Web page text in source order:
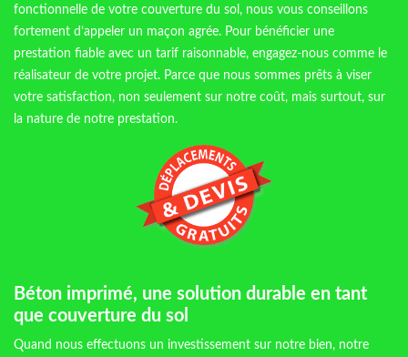
fonctionnelle de votre couverture du sol, nous vous conseillons
fortement d’appeler un maçon agrée. Pour bénéficier une
prestation fiable avec un tarif raisonnable, engagez-nous comme le
réalisateur de votre projet. Parce que nous sommes prêts à viser
votre satisfaction, non seulement sur notre coût, mais surtout, sur
la nature de notre prestation.
Béton imprimé, une solution durable en tant
que couverture du sol
Quand nous effectuons un investissement sur notre bien, notre